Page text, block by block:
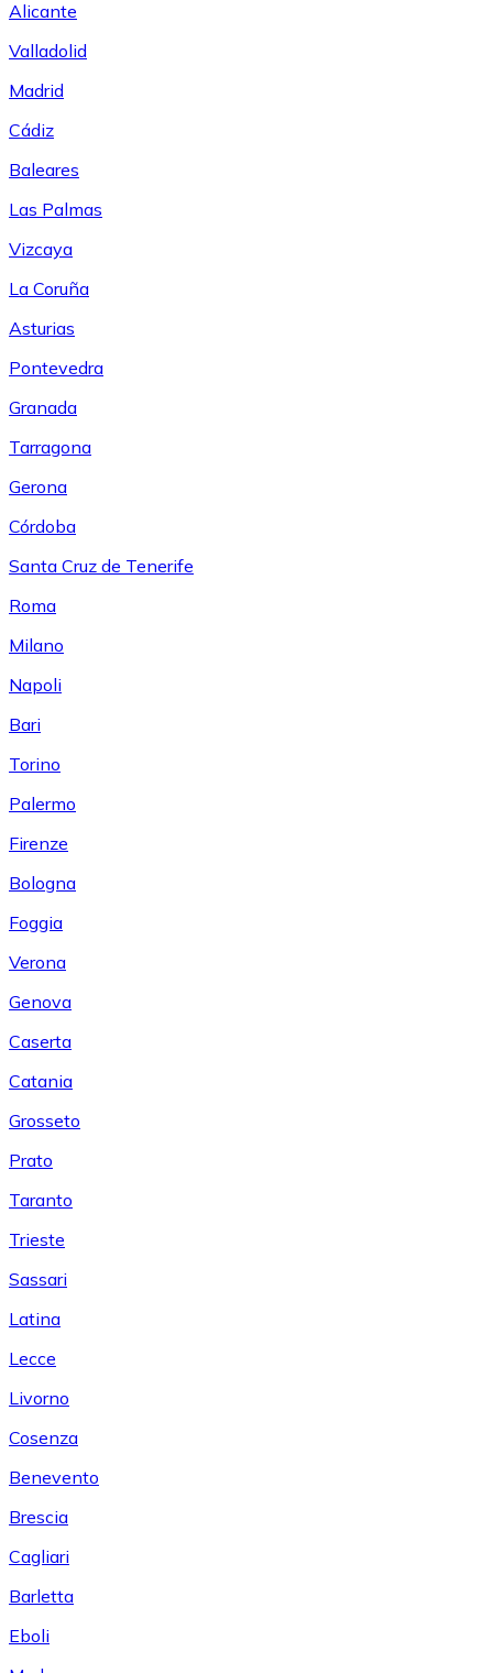
Alicante
Valladolid
Madrid
Cádiz
Baleares
Las Palmas
Vizcaya
La Coruña
Asturias
Pontevedra
Granada
Tarragona
Gerona
Córdoba
Santa Cruz de Tenerife
Roma
Milano
Napoli
Bari
Torino
Palermo
Firenze
Bologna
Foggia
Verona
Genova
Caserta
Catania
Grosseto
Prato
Taranto
Trieste
Sassari
Latina
Lecce
Livorno
Cosenza
Benevento
Brescia
Cagliari
Barletta
Eboli